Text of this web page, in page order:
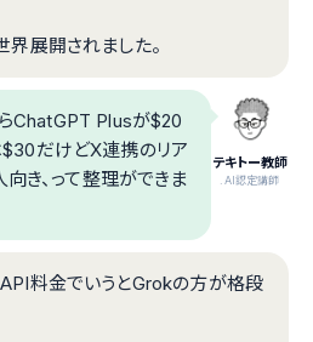
展開されました。
テキトー教師
.AI認定講師
ChatGPT Plusが$20
だけどX連携のリア
き、って整理ができま
API料金でいうとGrokの方が格段